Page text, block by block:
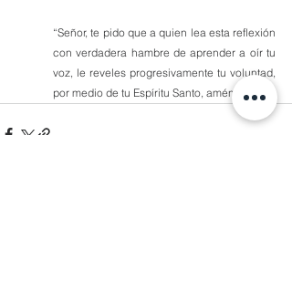
“Señor, te pido que a quien lea esta reflexión
con verdadera hambre de aprender a oír tu
voz, le reveles progresivamente tu voluntad,
por medio de tu Espíritu Santo, amén.